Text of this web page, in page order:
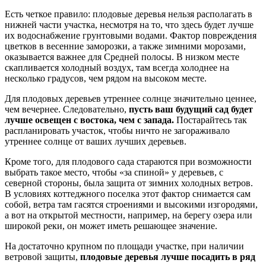
Есть четкое правило: плодовые деревья нельзя располагать в
нижней части участка, несмотря на то, что здесь будет лучше
их водоснабжение грунтовыми водами. Фактор повреждения
цветков в весенние заморозки, а также зимними морозами,
оказывается важнее для Средней полосы. В низком месте
скапливается холодный воздух, там всегда холоднее на
несколько градусов, чем рядом на высоком месте.
Для плодовых деревьев утреннее солнце значительно ценнее,
чем вечернее. Следовательно, пусть ваш будущий сад будет
лучше освещен с востока, чем с запада. Постарайтесь так
распланировать участок, чтобы ничто не загораживало
утреннее солнце от ваших лучших деревьев.
Кроме того, для плодового сада стараются при возможности
выбрать такое место, чтобы «за спиной» у деревьев, с
северной стороны, была защита от зимних холодных ветров.
В условиях коттеджного поселка этот фактор снимается сам
собой, ветра там гасятся строениями и высокими изгородями,
а вот на открытой местности, например, на берегу озера или
широкой реки, он может иметь решающее значение.
На достаточно крупном по площади участке, при наличии
ветровой защиты, плодовые деревья лучше посадить в ряд